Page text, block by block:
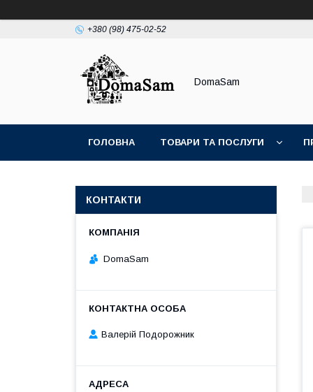
+380 (98) 475-02-52
DomaSam
ГОЛОВНА ТОВАРИ ТА ПОСЛУГИ
КОНТАКТИ
DomaSam
Валерій Подорожник